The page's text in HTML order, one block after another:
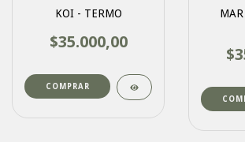
KOI - TERMO
$35.000,00
COMPRAR